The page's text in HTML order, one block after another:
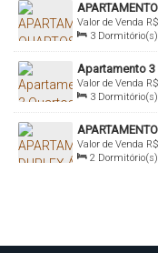
77.85m²
GRANDE
R$
Valor de Venda
Santa Catarina,
3 Dormitório(s)
Sala(s) , 1
86.15m²
Apartamento 3
R$
Valor de Venda
Santa Catarina,
3 Dormitório(s)
Sala(s) , 1
86.15m²
APTO 305
R$
Valor de Venda
Governador
2 Dormitório(s)